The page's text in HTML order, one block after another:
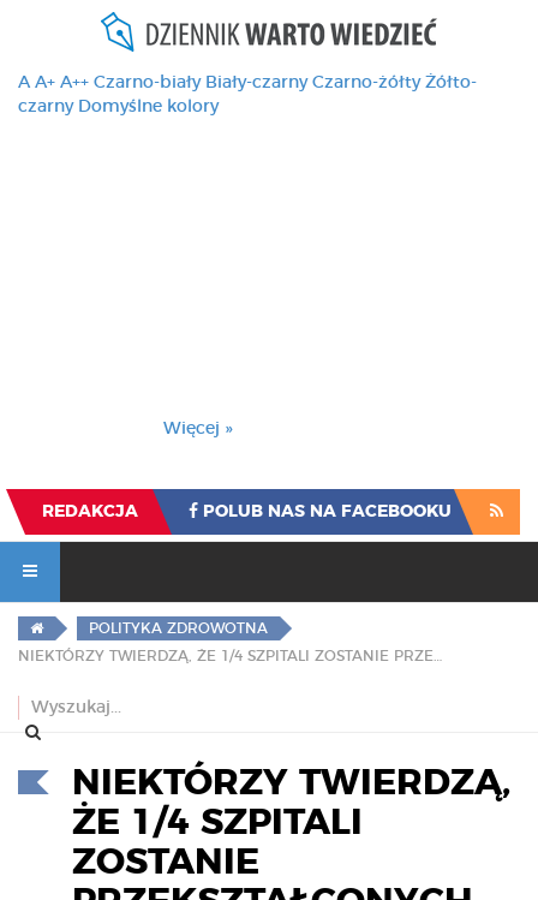
A A+ A++ Czarno-biały Biały-czarny Czarno-żółty Żółto-
czarny Domyślne kolory
Więcej »
REDAKCJA POLUB NAS NA FACEBOOKU
POLITYKA ZDROWOTNA
NIEKTÓRZY TWIERDZĄ,
ŻE 1/4 SZPITALI
ZOSTANIE